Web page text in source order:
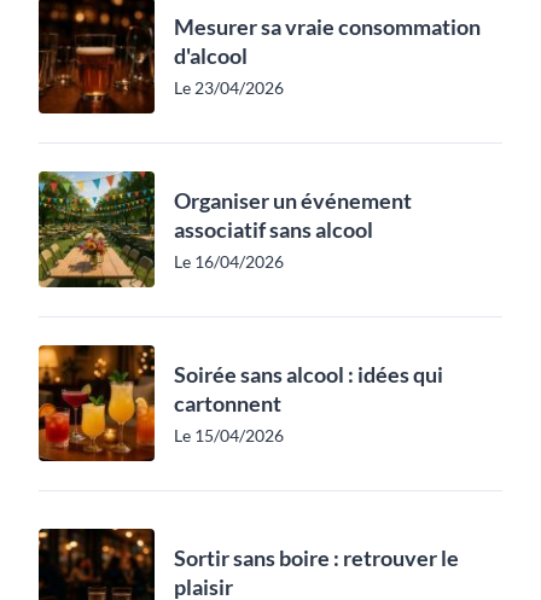
Mesurer sa vraie consommation
d'alcool
Le 23/04/2026
Organiser un événement
associatif sans alcool
Le 16/04/2026
Soirée sans alcool : idées qui
cartonnent
Le 15/04/2026
Sortir sans boire : retrouver le
plaisir